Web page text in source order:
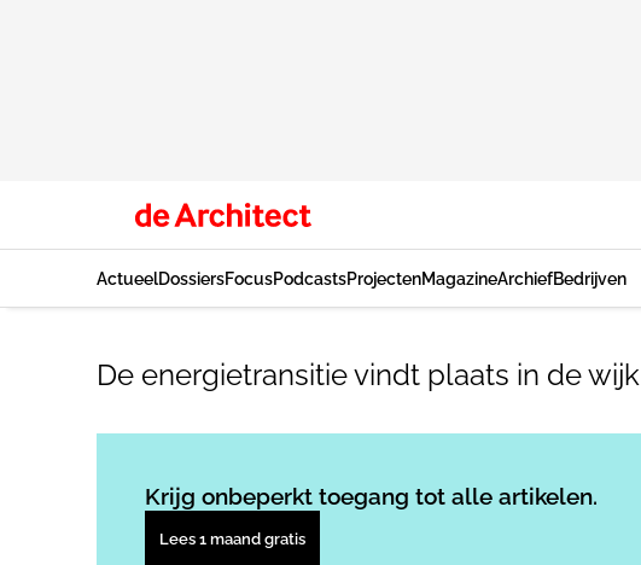
ActueelDossiersFocusPodcastsProjectenMagazineArchiefBedrijven
De energietransitie vindt plaats in de wijk
Krijg onbeperkt toegang tot alle artikelen.
Lees 1 maand gratis